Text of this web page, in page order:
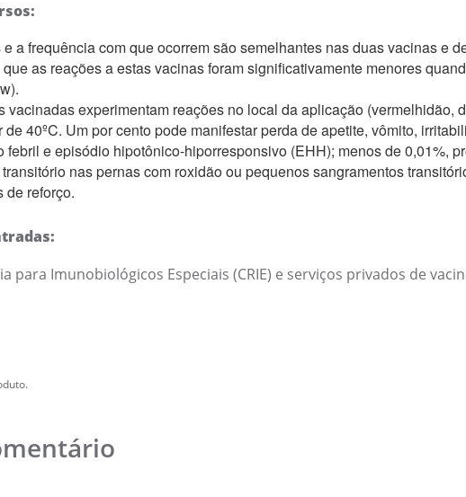
a frequência com que ocorrem são semelhantes nas duas vacinas e
as reações a estas vacinas foram significativamente menores
vacinadas experimentam reações no local da aplicação (vermelhidão,
de 40ºC. Um por cento pode manifestar perda de apetite, vômito,
febril e episódio hipotônico-hiporresponsivo (EHH); menos de 0,01%,
nas pernas com roxidão ou pequenos sangramentos
de reforço.
para Imunobiológicos Especiais (CRIE) e serviços privados de